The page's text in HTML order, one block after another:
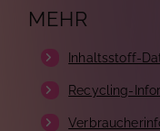
MEHR
Inhaltsstoff-
Recycling-